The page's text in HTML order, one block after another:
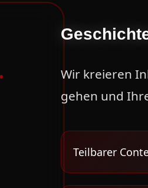
Wir kreieren
gehen und
Teilbarer